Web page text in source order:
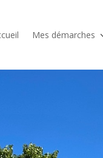
Mes démarches